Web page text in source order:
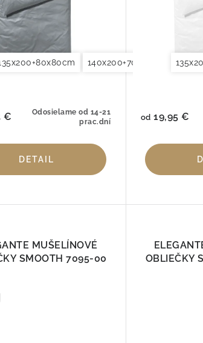
140x200+70x90cm
Odosielame od 14-21
prac.dní
€
DETAIL
od 19,95 €
MUŠELÍNOVÉ
SMOOTH 7095-00
OBLIEČKY